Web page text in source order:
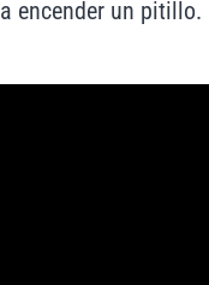
a encender un pitillo.